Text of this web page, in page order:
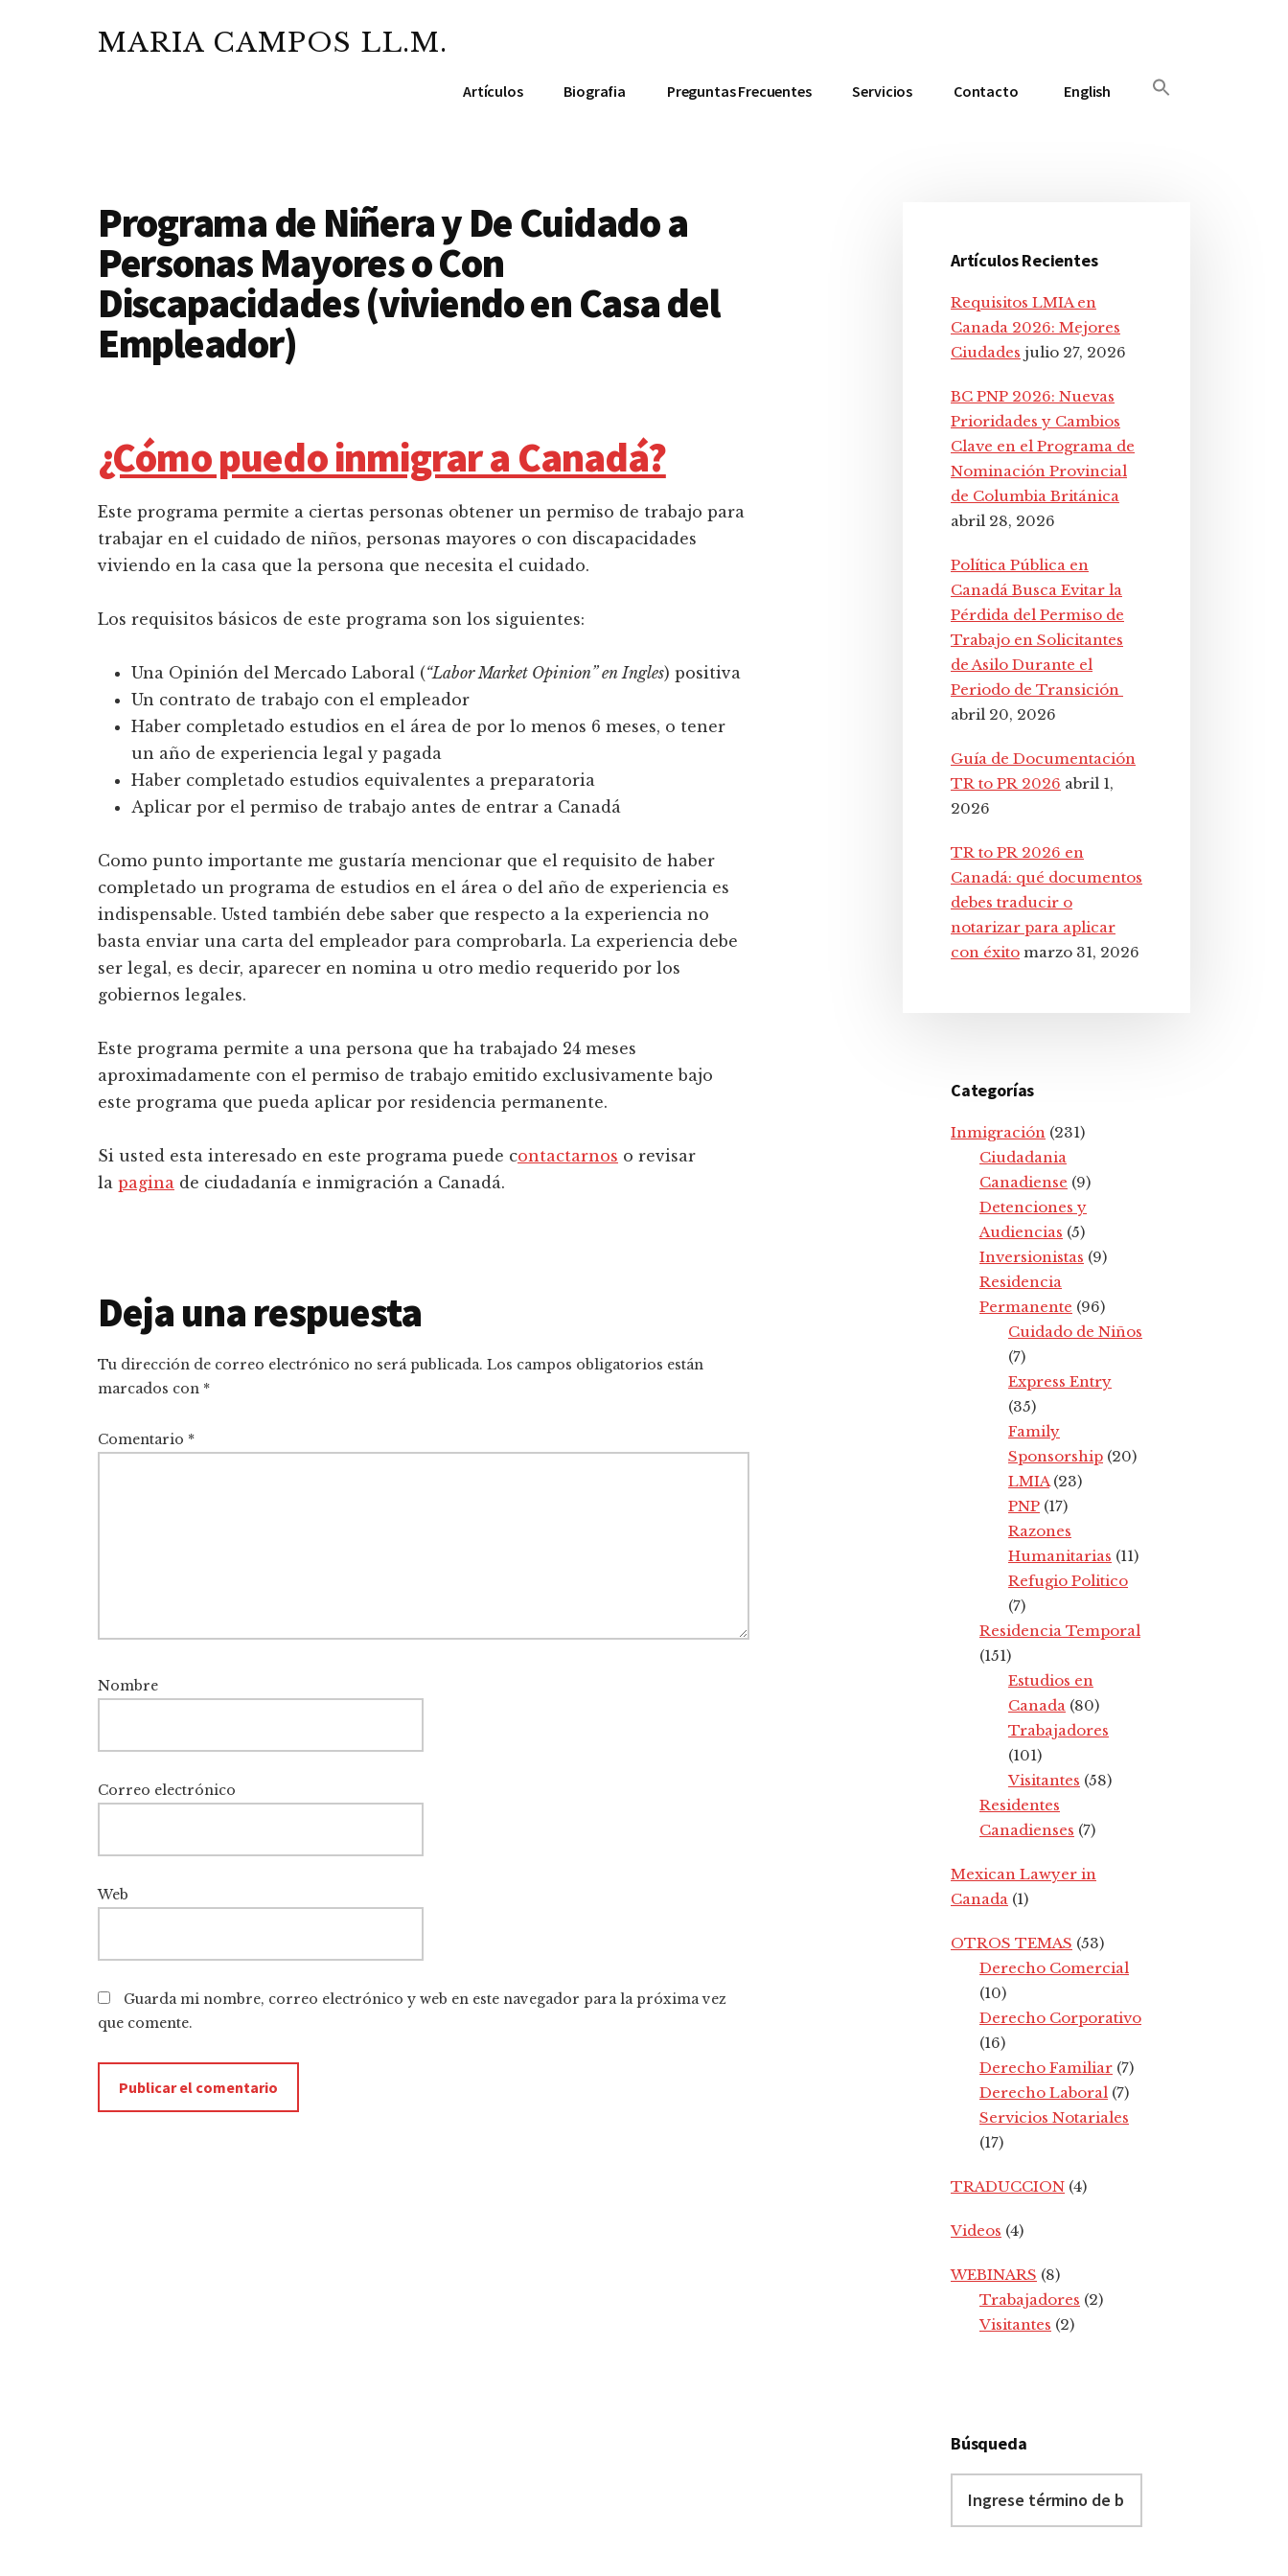
AdditionalMARIA CAMPOS LL.M.
Artículos Biografia Preguntas Frecuentes Servicios Contacto English
Programa de Niñera y De Cuidado a
Personas Mayores o Con
Discapacidades (viviendo en Casa del
Empleador)
¿Cómo puedo inmigrar a Canadá?
Este programa permite a ciertas personas obtener un permiso de trabajo para
trabajar en el cuidado de niños, personas mayores o con discapacidades
viviendo en la casa que la persona que necesita el cuidado.
Los requisitos básicos de este programa son los siguientes:
Una Opinión del Mercado Laboral (“Labor Market Opinion” en Ingles) positiva
Un contrato de trabajo con el empleador
Haber completado estudios en el área de por lo menos 6 meses, o tener
un año de experiencia legal y pagada
Haber completado estudios equivalentes a preparatoria
Aplicar por el permiso de trabajo antes de entrar a Canadá
Como punto importante me gustaría mencionar que el requisito de haber
completado un programa de estudios en el área o del año de experiencia es
indispensable. Usted también debe saber que respecto a la experiencia no
basta enviar una carta del empleador para comprobarla. La experiencia debe
ser legal, es decir, aparecer en nomina u otro medio requerido por los
gobiernos legales.
Este programa permite a una persona que ha trabajado 24 meses
aproximadamente con el permiso de trabajo emitido exclusivamente bajo
este programa que pueda aplicar por residencia permanente.
Si usted esta interesado en este programa puede contactarnos o revisar
la pagina de ciudadanía e inmigración a Canadá.
Interacciones
con
los
lectores
Deja una respuesta
Tu dirección de correo electrónico no será publicada. Los campos obligatorios están
marcados con *
Comentario *
Nombre
Correo electrónico
Web
Guarda mi nombre, correo electrónico y web en este navegador para la próxima vez
que comente.
lateral
principal
Artículos Recientes
Requisitos LMIA en
Canada 2026: Mejores
Ciudades julio 27, 2026
BC PNP 2026: Nuevas
Prioridades y Cambios
Clave en el Programa de
Nominación Provincial
de Columbia Británica
abril 28, 2026
Política Pública en
Canadá Busca Evitar la
Pérdida del Permiso de
Trabajo en Solicitantes
de Asilo Durante el
Periodo de Transición
abril 20, 2026
Guía de Documentación
TR to PR 2026 abril 1,
2026
TR to PR 2026 en
Canadá: qué documentos
debes traducir o
notarizar para aplicar
con éxito marzo 31, 2026
Categorías
Inmigración (231)
Ciudadania
Canadiense (9)
Detenciones y
Audiencias (5)
Inversionistas (9)
Residencia
Permanente (96)
Cuidado de Niños
(7)
Express Entry
(35)
Family
Sponsorship (20)
LMIA(23)
PNP (17)
Razones
Humanitarias (11)
Refugio Politico
(7)
Residencia Temporal
(151)
Estudios en
Canada (80)
Trabajadores
(101)
Visitantes (58)
Residentes
Canadienses (7)
Mexican Lawyer in
Canada (1)
OTROS TEMAS (53)
Derecho Comercial
(10)
Derecho Corporativo
(16)
Derecho Familiar (7)
Derecho Laboral (7)
Servicios Notariales
(17)
TRADUCCION (4)
Videos (4)
WEBINARS (8)
Trabajadores (2)
Visitantes (2)
Búsqueda
término